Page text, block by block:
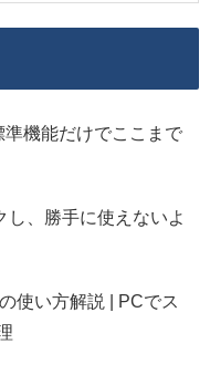
機能だけでここまで
、勝手に使えないよ
使い方解説 | PCでス